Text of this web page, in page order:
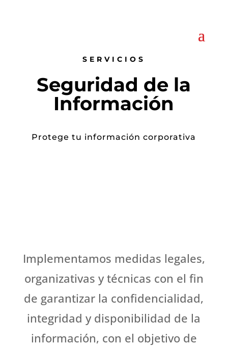
SERVICIOS
Seguridad de la
Información
Protege tu información corporativa
Implementamos medidas legales,
organizativas y técnicas con el fin
de garantizar la confidencialidad,
integridad y disponibilidad de la
información, con el objetivo de